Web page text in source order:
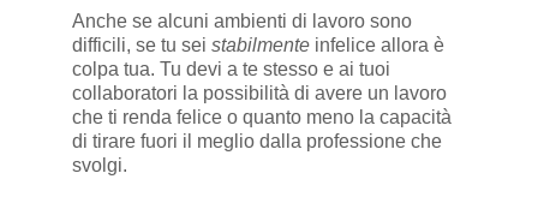
Anche se alcuni ambienti di lavoro sono
difficili, se tu sei stabilmenteinfelice allora è
colpa tua. Tu devi a te stesso e ai tuoi
collaboratori la possibilità di avere un lavoro
che ti renda felice o quanto meno la capacità
di tirare fuori il meglio dalla professione che
svolgi.